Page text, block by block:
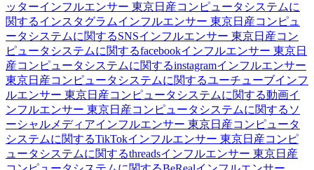
ッターインフルエンサー 東京日産コンピュータシステムに
関するインスタグラムインフルエンサー 東京日産コンピュ
ータシステムに関するSNSインフルエンサー 東京日産コン
ピュータシステムに関するfacebookインフルエンサー 東京日
産コンピュータシステムに関するinstagramインフルエンサー
東京日産コンピュータシステムに関するユーチューブインフ
ルエンサー 東京日産コンピュータシステムに関する動画イ
ンフルエンサー 東京日産コンピュータシステムに関するソ
ーシャルメディアインフルエンサー 東京日産コンピュータ
システムに関するTikTokインフルエンサー 東京日産コンピ
ュータシステムに関するthreadsインフルエンサー 東京日産